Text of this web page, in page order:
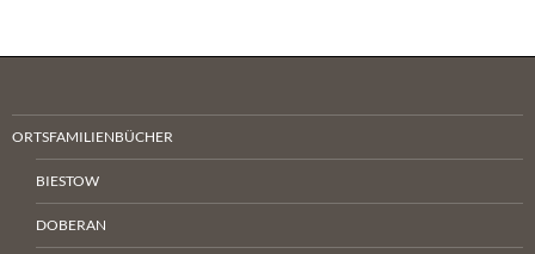
ORTSFAMILIENBÜCHER
BIESTOW
DOBERAN